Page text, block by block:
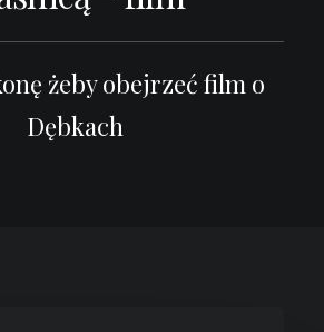
żeby obejrzeć film o
Dębkach